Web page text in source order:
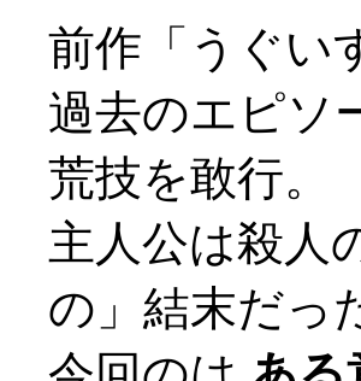
前作「うぐい
過去のエピソ
荒技を敢行。
主人公は殺人
の」結末だっ